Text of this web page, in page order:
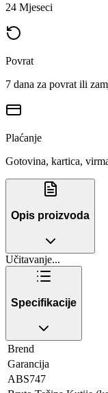
24 Mjeseci
Povrat
7 dana za povrat ili
Plaćanje
Gotovina, kartica,
Opis proizvoda
Učitavanje...
Specifikacije
Brend
Garancija
ABS747